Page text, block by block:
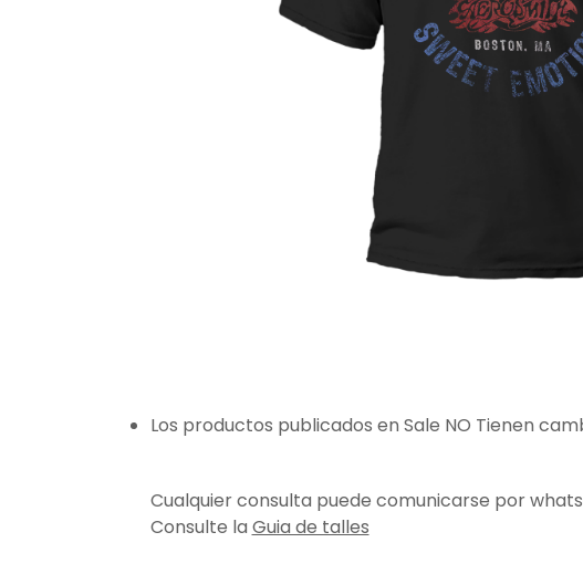
Los productos publicados en Sale NO Tienen
Cualquier consulta puede comunicarse por
Consulte la Guia de talles